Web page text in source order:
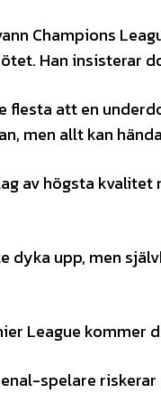
Champions
Han insisterar
flesta att en
men allt kan
av högsta
dyka upp, men
League
spelare